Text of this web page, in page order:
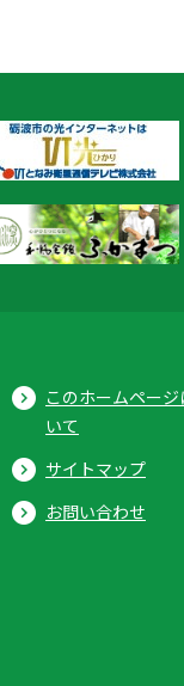
このホームページ
いて
サイトマップ
お問い合わせ